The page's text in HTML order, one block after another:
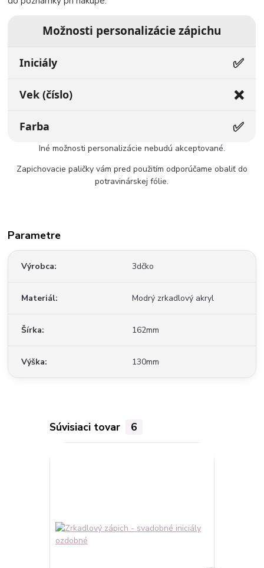
Možnosti personalizácie zápichu
Iniciály ✅
Vek (číslo) ❌
Farba ✅
Iné možnosti personalizácie nebudú akceptované.
Zapichovacie paličky vám pred použitím odporúčame obaliť do
potravinárskej fólie.
Parametre
Výrobca 3dčko
Materiál Modrý zrkadlový akryl
Šírka 162mm
Výška 130mm
Súvisiaci tovar 6